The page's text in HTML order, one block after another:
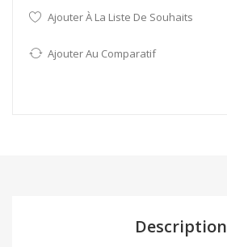
Ajouter À La Liste De Souhaits
Ajouter Au Comparatif
Description